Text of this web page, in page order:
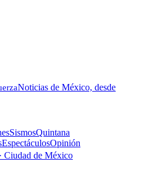
Noticias de México, desde
SismosQuintana
EspectáculosOpinión
· Ciudad de México